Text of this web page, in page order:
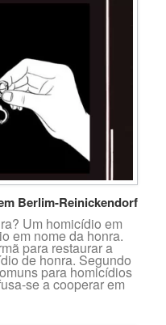
Berlim-Reinickendorf
Um homicídio em
em nome da honra.
para restaurar a
de honra. Segundo
para homicídios
se a cooperar em